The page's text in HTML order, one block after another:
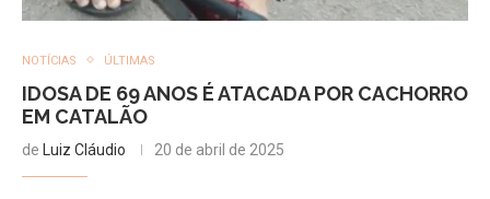
NOTÍCIAS ÚLTIMAS
IDOSA DE 69 ANOS É ATACADA POR CACHORRO
EM CATALÃO
de Luiz Cláudio 20 de abril de 2025